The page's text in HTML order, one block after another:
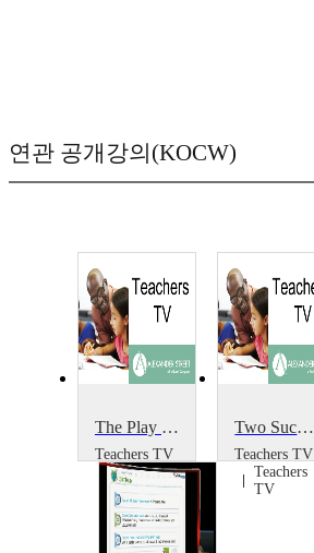
연관 공개강의(KOCW)
The Play Project
Teachers TV
Teachers
TV
Two Successful Projects
Teachers TV
Teachers
TV